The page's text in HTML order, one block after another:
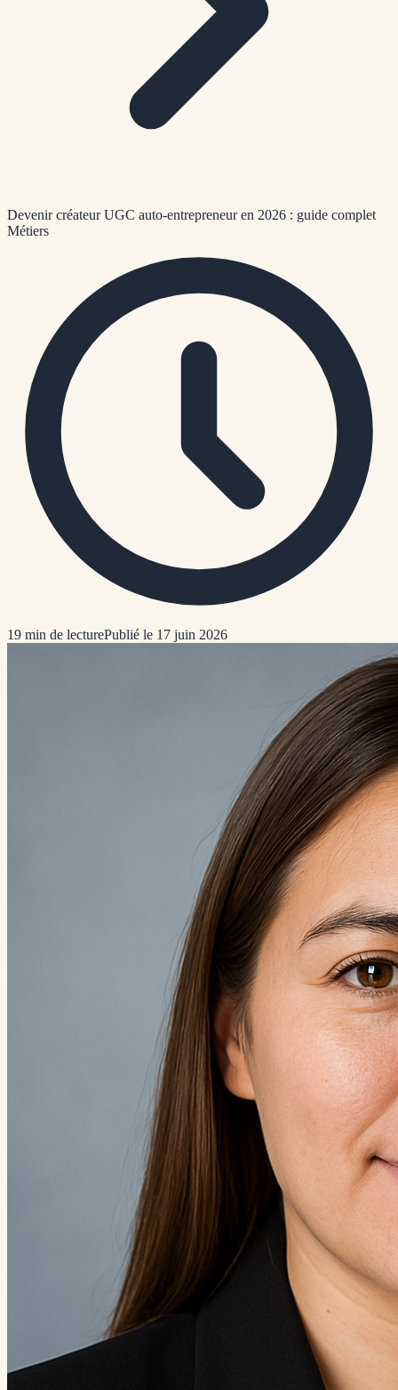
Devenir créateur UGC auto-entrepreneur en 2026 : guide complet
Métiers
19 min de lecturePublié le 17 juin 2026